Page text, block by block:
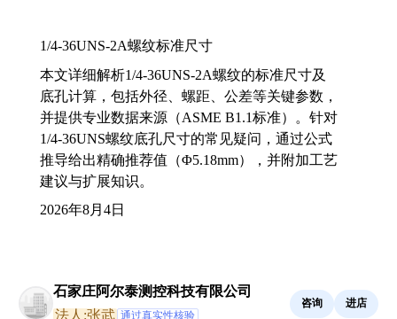
1/4-36UNS-2A螺纹标准尺寸
本文详细解析1/4-36UNS-2A螺纹的标准尺寸及
底孔计算，包括外径、螺距、公差等关键参数，
并提供专业数据来源（ASME B1.1标准）。针对
1/4-36UNS螺纹底孔尺寸的常见疑问，通过公式
推导给出精确推荐值（Φ5.18mm），并附加工艺
建议与扩展知识。
2026年8月4日
石家庄阿尔泰测控科技有限公司
法人:张武 通过真实性核验
咨询 进店